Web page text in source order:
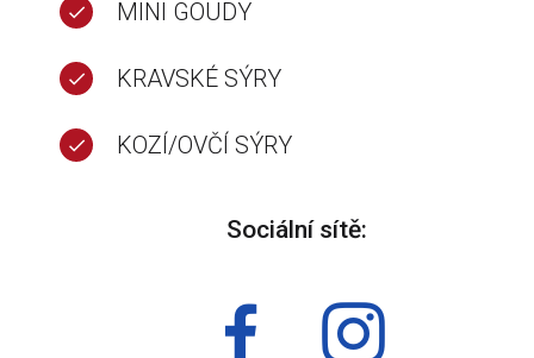
MINI GOUDY
KRAVSKÉ SÝRY
KOZÍ/OVČÍ SÝRY
Sociální sítě: